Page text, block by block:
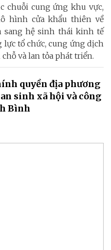
chuỗi cung ứng khu vực,
hình cửa khẩu thiên về
sang hệ sinh thái kinh tế
lực tổ chức, cung ứng dịch
và lan tỏa phát triển.
quyền địa phương
sinh xã hội và công
Bình